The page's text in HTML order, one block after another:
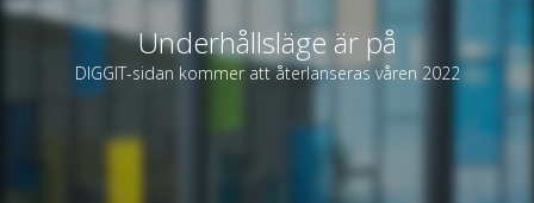
Underhållsläge är på
DIGGIT-sidan kommer att återlanseras våren 2022